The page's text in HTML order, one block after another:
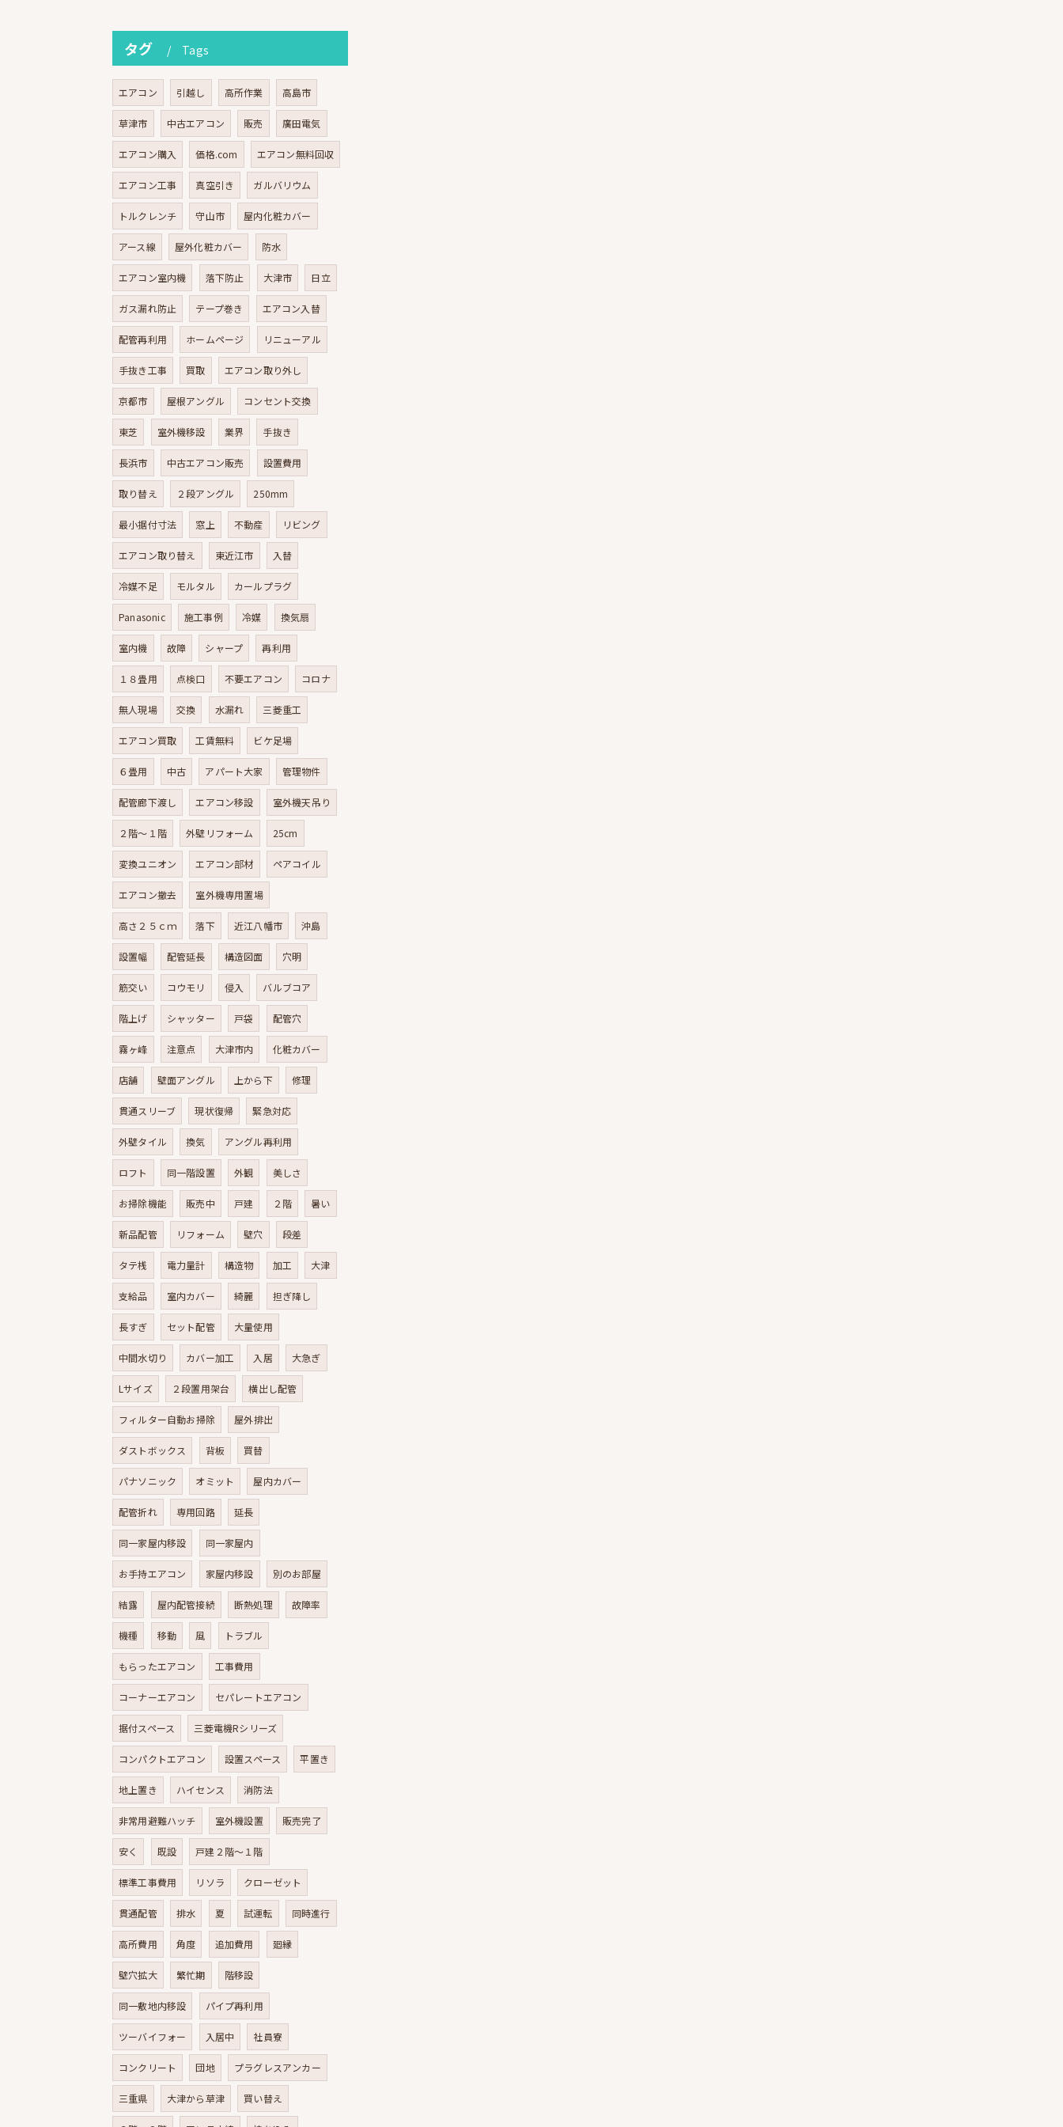
タグ Tags
エアコン 引越し 高所作業 高島市
草津市 中古エアコン 販売 廣田電気
エアコン購入 価格.com エアコン無料回収
エアコン工事 真空引き ガルバリウム
トルクレンチ 守山市 屋内化粧カバー
アース線 屋外化粧カバー 防水
エアコン室内機 落下防止 大津市 日立
ガス漏れ防止 テープ巻き エアコン入替
配管再利用 ホームページ リニューアル
手抜き工事 買取 エアコン取り外し
京都市 屋根アングル コンセント交換
東芝 室外機移設 業界 手抜き
長浜市 中古エアコン販売 設置費用
取り替え ２段アングル 250mm
最小据付寸法 窓上 不動産 リビング
エアコン取り替え 東近江市 入替
冷媒不足 モルタル カールプラグ
Panasonic 施工事例 冷媒 換気扇
室内機 故障 シャープ 再利用
１８畳用 点検口 不要エアコン コロナ
無人現場 交換 水漏れ 三菱重工
エアコン買取 工賃無料 ビケ足場
６畳用 中古 アパート大家 管理物件
配管廊下渡し エアコン移設 室外機天吊り
２階～１階 外壁リフォーム 25cm
変換ユニオン エアコン部材 ペアコイル
エアコン撤去 室外機専用置場
高さ２５ｃｍ 落下 近江八幡市 沖島
設置幅 配管延長 構造図面 穴明
筋交い コウモリ 侵入 バルブコア
階上げ シャッター 戸袋 配管穴
霧ヶ峰 注意点 大津市内 化粧カバー
店舗 壁面アングル 上から下 修理
貫通スリーブ 現状復帰 緊急対応
外壁タイル 換気 アングル再利用
ロフト 同一階設置 外観 美しさ
お掃除機能 販売中 戸建 ２階 暑い
新品配管 リフォーム 壁穴 段差
タテ桟 電力量計 構造物 加工 大津
支給品 室内カバー 綺麗 担ぎ降し
長すぎ セット配管 大量使用
中間水切り カバー加工 入居 大急ぎ
Lサイズ ２段置用架台 横出し配管
フィルター自動お掃除 屋外排出
ダストボックス 背板 買替
パナソニック オミット 屋内カバー
配管折れ 専用回路 延長
同一家屋内移設 同一家屋内
お手持エアコン 家屋内移設 別のお部屋
結露 屋内配管接続 断熱処理 故障率
機種 移動 風 トラブル
もらったエアコン 工事費用
コーナーエアコン セパレートエアコン
据付スペース 三菱電機Rシリーズ
コンパクトエアコン 設置スペース 平置き
地上置き ハイセンス 消防法
非常用避難ハッチ 室外機設置 販売完了
安く 既設 戸建２階～１階
標準工事費用 リソラ クローゼット
貫通配管 排水 夏 試運転 同時進行
高所費用 角度 追加費用 廻縁
壁穴拡大 繁忙期 階移設
同一敷地内移設 パイプ再利用
ツーバイフォー 入居中 社員寮
コンクリート 団地 プラグレスアンカー
三重県 大津から草津 買い替え